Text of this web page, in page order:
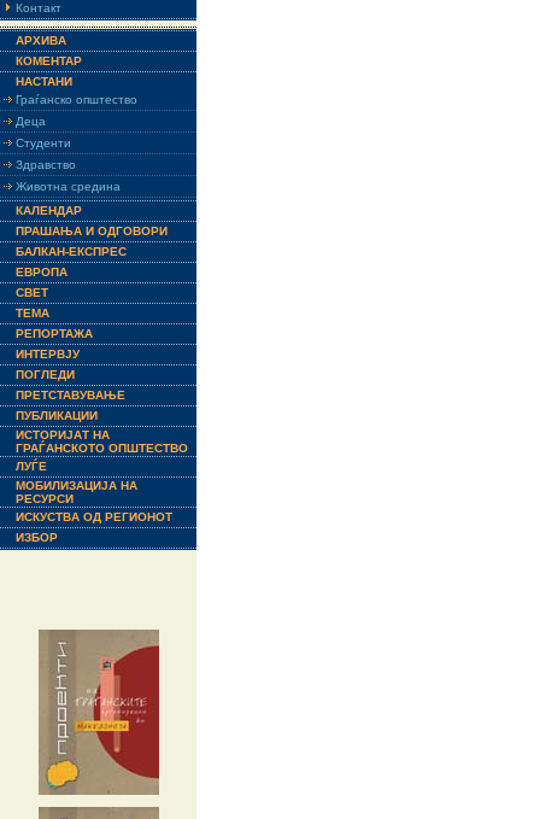
Контакт
АРХИВА
КОМЕНТАР
НАСТАНИ
Граѓанско општество
Деца
Студенти
Здравство
Животна средина
КАЛЕНДАР
ПРАШАЊА И ОДГОВОРИ
БАЛКАН-ЕКСПРЕС
ЕВРОПА
СВЕТ
ТЕМА
РЕПОРТАЖА
ИНТЕРВЈУ
ПОГЛЕДИ
ПРЕТСТАВУВАЊЕ
ПУБЛИКАЦИИ
ИСТОРИЈАТ НА
ГРАЃАНСКОТО ОПШТЕСТВО
ЛУЃЕ
МОБИЛИЗАЦИЈА НА
РЕСУРСИ
ИСКУСТВА ОД РЕГИОНОТ
ИЗБОР